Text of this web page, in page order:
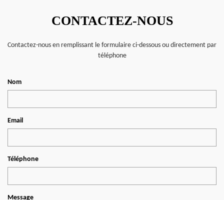
CONTACTEZ-NOUS
Contactez-nous en remplissant le formulaire ci-dessous ou directement par
téléphone
Nom
Email
Téléphone
Message